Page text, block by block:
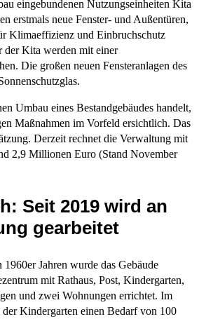
eingebundenen Nutzungseinheiten Kita
erstmals neue Fenster- und Außentüren,
Klimaeffizienz und Einbruchschutz
der Kita werden mit einer
Die großen neuen Fensteranlagen des
Umbau eines Bestandgebäudes handelt,
Maßnahmen im Vorfeld ersichtlich. Das
Derzeit rechnet die Verwaltung mit
2,9 Millionen Euro (Stand November
Seit 2019 wird an
gearbeitet
Jahren wurde das Gebäude
mit Rathaus, Post, Kindergarten,
und zwei Wohnungen errichtet. Im
der Kindergarten einen Bedarf von 100